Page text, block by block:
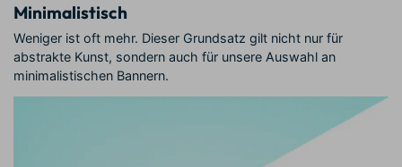
Minimalistisch
Weniger ist oft mehr. Dieser Grundsatz gilt nicht nur für
abstrakte Kunst, sondern auch für unsere Auswahl an
minimalistischen Bannern.